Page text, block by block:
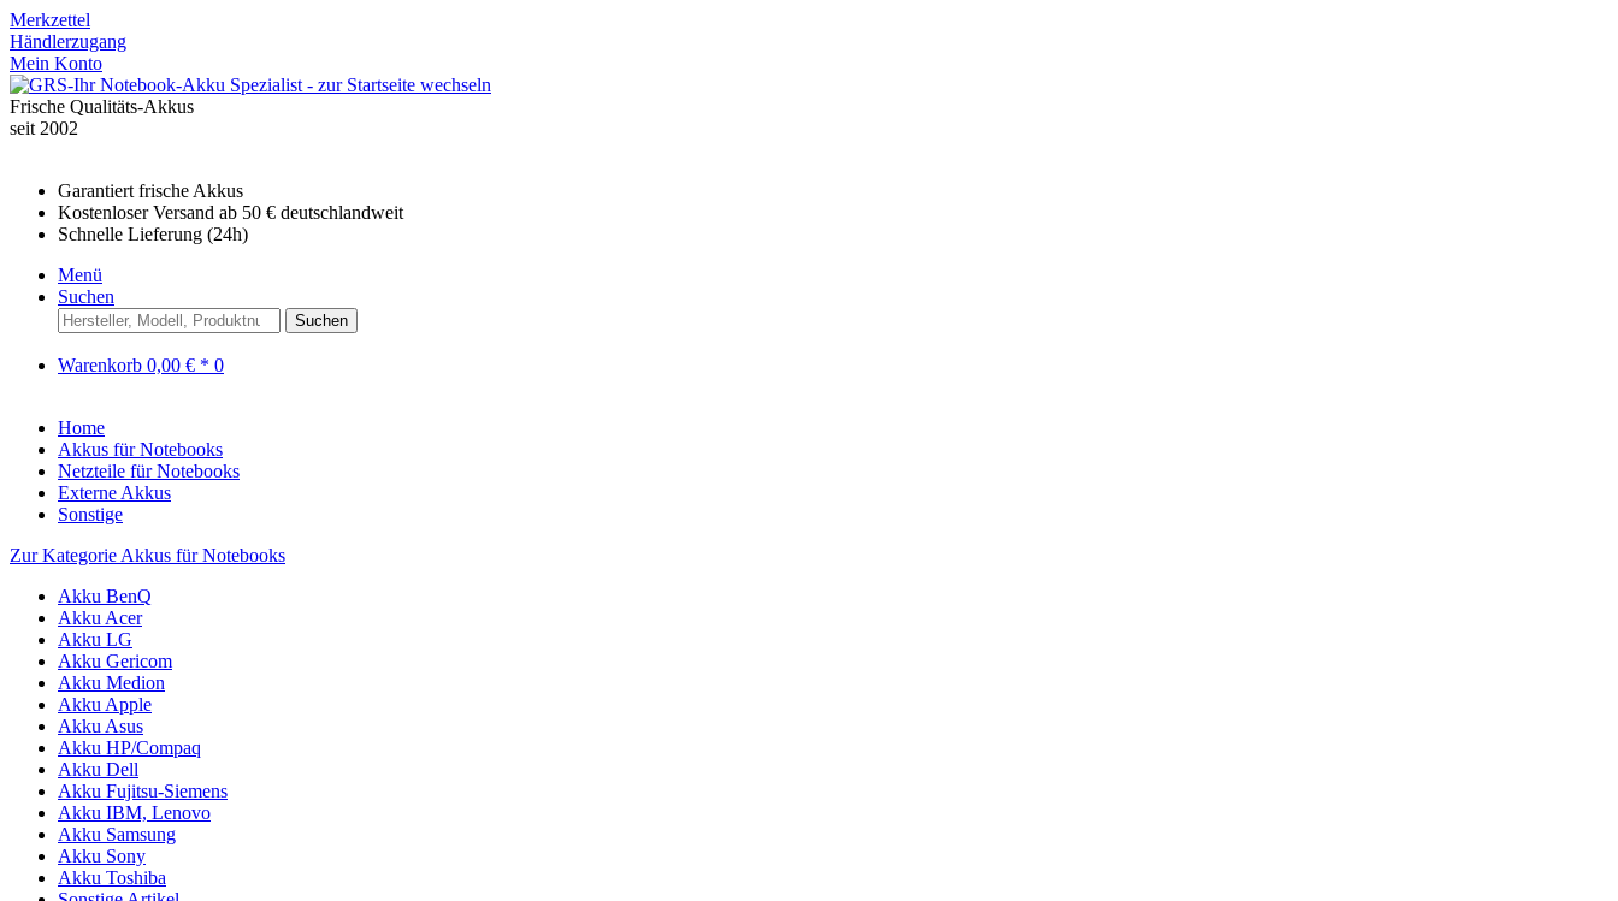
Merkzettel
Händlerzugang
Mein Konto
Frische Qualitäts-Akkus
seit 2002
Garantiert frische Akkus
Kostenloser Versand ab 50 € deutschlandweit
Schnelle Lieferung (24h)
Menü
Suchen
Suchen
Warenkorb 0,00 € * 0
Home
Akkus für Notebooks
Netzteile für Notebooks
Externe Akkus
Sonstige
Zur Kategorie Akkus für Notebooks
Akku BenQ
Akku Acer
Akku LG
Akku Gericom
Akku Medion
Akku Apple
Akku Asus
Akku HP/Compaq
Akku Dell
Akku Fujitsu-Siemens
Akku IBM, Lenovo
Akku Samsung
Akku Sony
Akku Toshiba